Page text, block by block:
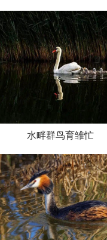
水畔群鸟育雏忙